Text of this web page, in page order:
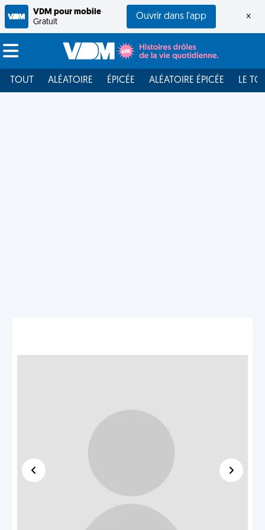
VDM pour mobile
Gratuit
Ouvrir dans l'app ×
TOUT ALÉATOIRE ÉPICÉE ALÉATOIRE ÉPICÉE LE